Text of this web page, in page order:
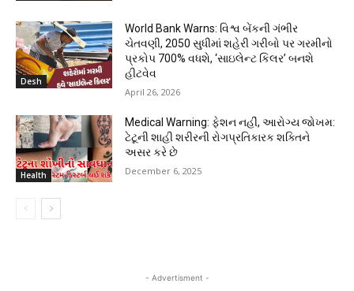
Desh
World Bank Warns: વિશ્વ બેંકની ગંભીર
ચેતવણી, 2050 સુધીમાં શહેરી ગરીબો પર ગરમીનો
પ્રકોપ 700% વધશે, ‘સાઇલેન્ટ કિલર’ બનશે
હીટવેવ
April 26, 2026
Health
Medical Warning: ફેશન નહીં, આરોગ્ય જોખમ:
ટેટૂની શાહી શરીરની રોગપ્રતિકારક શક્તિને
અસર કરે છે
December 6, 2025
- Advertisment -